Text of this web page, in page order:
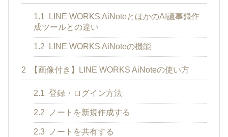
1.1
LINE WORKS AiNoteとほかのAI議事録作
成ツールとの違い
1.2 LINE WORKS AiNoteの機能
2 【画像付き】LINE WORKS AiNoteの使い方
2.1 登録・ログイン方法
2.2 ノートを新規作成する
2.3 ノートを共有する